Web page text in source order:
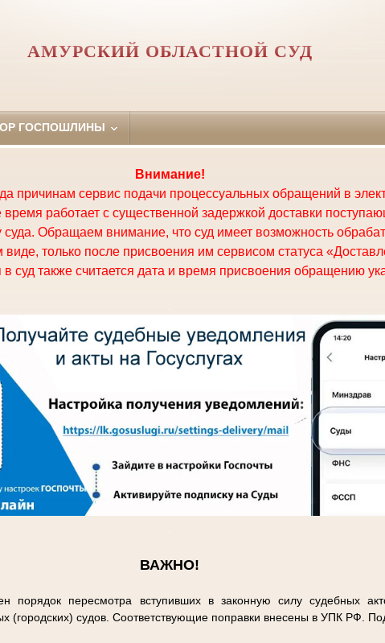
АМУРСКИЙ ОБЛАСТНОЙ СУД
ГОСПОШЛИНЫ
Внимание!
причинам сервис подачи процессуальных обращений в
работает с существенной задержкой доставки
Обращаем внимание, что суд имеет возможность
только после присвоения им сервисом статуса
суд также считается дата и время присвоения обращению
ВАЖНО!
пересмотра вступивших в законную силу судебных
(городских) судов. Соответствующие поправки внесены в УПК РФ.